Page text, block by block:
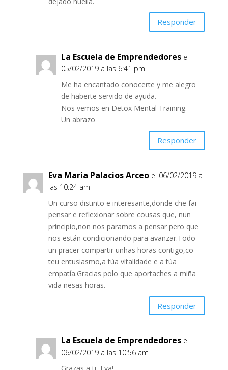
Responder
La Escuela de Emprendedores el
05/02/2019 a las 6:41 pm
Me ha encantado conocerte y me alegro
de haberte servido de ayuda.
Nos vemos en Detox Mental Training.
Un abrazo
Responder
Eva María Palacios Arceo el 06/02/2019 a
las 10:24 am
Un curso distinto e interesante,donde che fai
pensar e reflexionar sobre cousas que, nun
principio,non nos paramos a pensar pero que
nos están condicionando para avanzar.Todo
un pracer compartir unhas horas contigo,co
teu entusiasmo,a túa vitalidade e a túa
empatía.Gracias polo que aportaches a miña
vida nesas horas.
Responder
La Escuela de Emprendedores el
06/02/2019 a las 10:56 am